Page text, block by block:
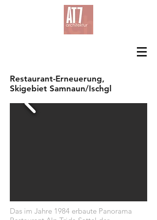
Restaurant-Erneuerung,
Skigebiet Samnaun/Ischgl
Das im Jahre 1984 erbaute Panorama